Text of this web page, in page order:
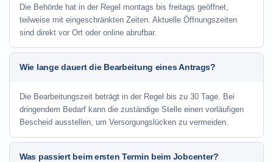
Die Behörde hat in der Regel montags bis freitags geöffnet,
teilweise mit eingeschränkten Zeiten. Aktuelle Öffnungszeiten
sind direkt vor Ort oder online abrufbar.
Wie lange dauert die Bearbeitung eines Antrags?
Die Bearbeitungszeit beträgt in der Regel bis zu 30 Tage. Bei
dringendem Bedarf kann die zuständige Stelle einen vorläufigen
Bescheid ausstellen, um Versorgungslücken zu vermeiden.
Was passiert beim ersten Termin beim Jobcenter?